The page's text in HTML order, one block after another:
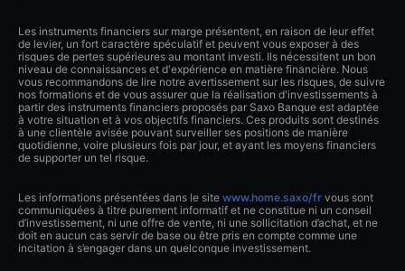
Les instruments financiers sur marge présentent, en raison de leur effet
de levier, un fort caractère spéculatif et peuvent vous exposer à des
risques de pertes supérieures au montant investi. Ils nécessitent un bon
niveau de connaissances et d'expérience en matière financière. Nous
vous recommandons de lire notre avertissement sur les risques, de suivre
nos formations et de vous assurer que la réalisation d'investissements à
partir des instruments financiers proposés par Saxo Banque est adaptée
à votre situation et à vos objectifs financiers. Ces produits sont destinés
à une clientèle avisée pouvant surveiller ses positions de manière
quotidienne, voire plusieurs fois par jour, et ayant les moyens financiers
de supporter un tel risque.
Les informations présentées dans le site www.home.saxo/fr vous sont
communiquées à titre purement informatif et ne constitue ni un conseil
d’investissement, ni une offre de vente, ni une sollicitation d’achat, et ne
doit en aucun cas servir de base ou être pris en compte comme une
incitation à s’engager dans un quelconque investissement.